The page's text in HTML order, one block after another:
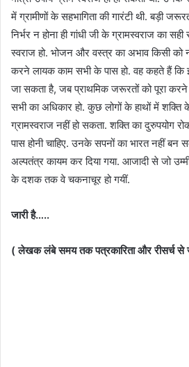
में ग्रामीणों के सहभागिता की गारंटी थी. बड़ी
निर्भर न होना ही गांधी जी के ग्रामस्वराज का
स्वराज हो. भोजन और वस्त्र का अभाव किसी को
करने लायक काम सभी के पास हो. वह कहते हैं कि
जा सकता है, जब प्राथमिक जरूरतों को पूरा
सभी का अधिकार हो. कुछ लोगों के हाथों में शक्ति
ग्रामस्वराज नहीं हो सकता. शक्ति का दुरुपयोग
पास होनी चाहिए. उनके सपनों का भारत नहीं
अल्पतंत्र कायम कर दिया गया. आजादी से जो
के दशक तक वे चकनाचूर हो गयीं.
जारी है…..
( लेखक लंबे समय तक पत्रकारिता और रीसर्च से